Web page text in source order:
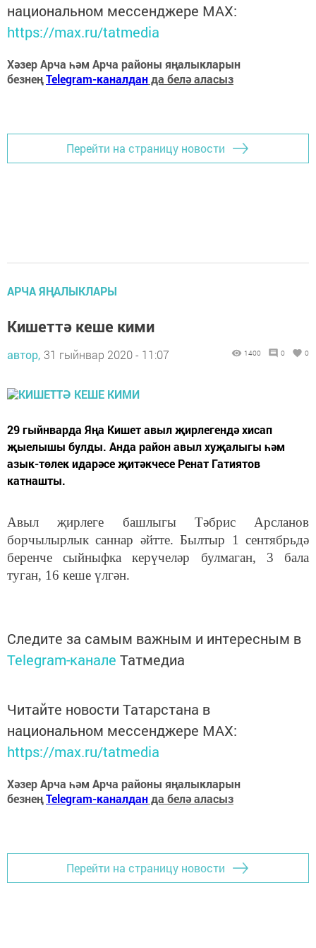
национальном мессенджере MАХ:
https://max.ru/tatmedia
Хәзер Арча һәм Арча районы яңалыкларын
безнеңTelegram-каналданда белә аласыз
Перейти на страницу новости
АРЧА ЯҢАЛЫКЛАРЫ
Кишеттә кеше кими
автор, 31 гыйнвар 2020 - 11:07 1400 0 0
29 гыйнварда Яңа Кишет авыл җирлегендә хисап
җыелышы булды. Анда район авыл хуҗалыгы һәм
азык-төлек идарәсе җитәкчесе Ренат Гатиятов
катнашты.
Авыл җирлеге башлыгы Тәбрис Арсланов
борчылырлык саннар әйтте. Былтыр 1 сентябрьдә
беренче сыйныфка керүчеләр булмаган, 3 бала
туган, 16 кеше үлгән.
Следите за самым важным и интересным в
Telegram-канале Татмедиа
Читайте новости Татарстана в
национальном мессенджере MАХ:
https://max.ru/tatmedia
Хәзер Арча һәм Арча районы яңалыкларын
безнеңTelegram-каналданда белә аласыз
Перейти на страницу новости